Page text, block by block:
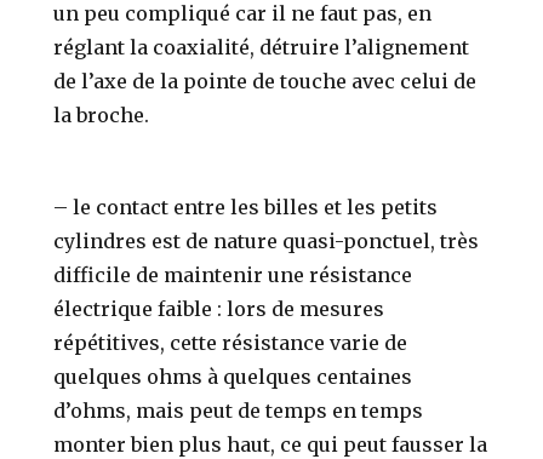
un peu compliqué car il ne faut pas, en
réglant la coaxialité, détruire l’alignement
de l’axe de la pointe de touche avec celui de
la broche.
– le contact entre les billes et les petits
cylindres est de nature quasi-ponctuel, très
difficile de maintenir une résistance
électrique faible : lors de mesures
répétitives, cette résistance varie de
quelques ohms à quelques centaines
d’ohms, mais peut de temps en temps
monter bien plus haut, ce qui peut fausser la